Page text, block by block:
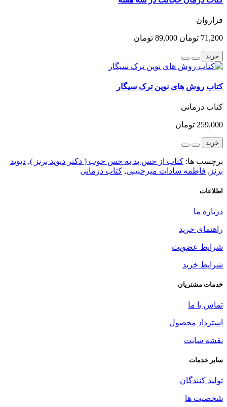
فراروان
71,200 تومان 89,000 تومان
خرید
کتاب روش های نوین ترک سیگار
کتاب درمانی
259,000 تومان
خرید
برچسب ها: کتاب از حس بد به حس خوب ( دکتر دیوید برنز ), دیوید
برنز , فاطمه سادات میرحبیبی, کتاب درمانی
اطلاعات
درباره ما
راهنمای خرید
شرایط عضویت
شرایط خرید
خدمات مشتریان
تماس با ما
استرداد محصول
نقشه سایت
سایر خدمات
تولید کنندگان
شخصیت ها